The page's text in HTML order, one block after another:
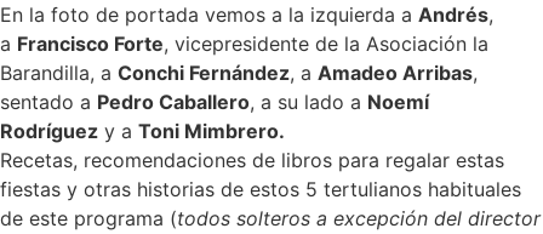
En la foto de portada vemos a la izquierda a Andrés,
a Francisco Forte, vicepresidente de la Asociación la
Barandilla, a Conchi Fernández, a Amadeo Arribas,
sentado a Pedro Caballero, a su lado a Noemí
Rodríguez y a Toni Mimbrero.
Recetas, recomendaciones de libros para regalar estas
fiestas y otras historias de estos 5 tertulianos habituales
de este programa (todos solteros a excepción del director